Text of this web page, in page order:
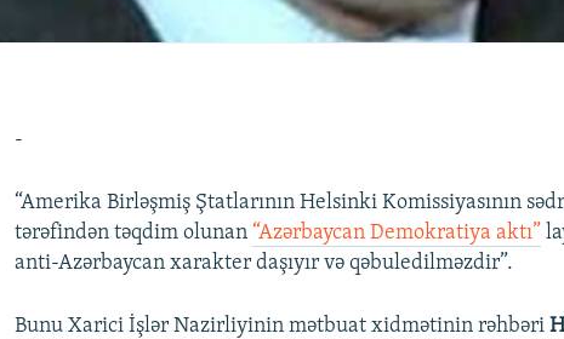
-
“Amerika Birləşmiş Ştatlarının Helsinki Komissiyasının
tərəfindən təqdim olunan “Azərbaycan Demokratiya aktı”
anti-Azərbaycan xarakter daşıyır və qəbuledilməzdir”.
Bunu Xarici İşlər Nazirliyinin mətbuat xidmətinin rəhbəri